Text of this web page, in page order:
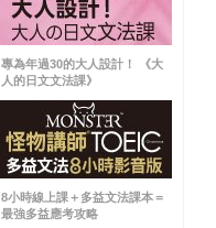
專為年過30的大人設計！ 《大
人的日文文法課》
8小時線上課＋多益文法課本＝
最強多益應考攻略